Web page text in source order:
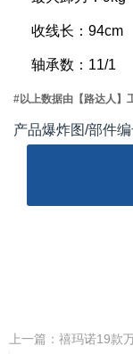
收线长：94cm
轴承数：11/1
#以上数据由【路达人】
产品爆炸图/部件编
上一篇： 禧玛诺19款